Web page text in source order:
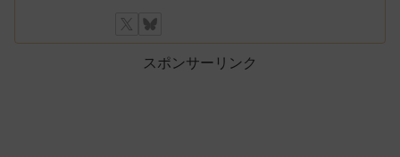
スポンサーリンク